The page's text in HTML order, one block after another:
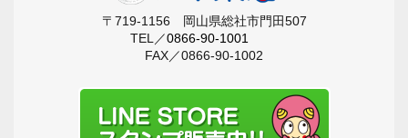
〒719-1156 岡山県総社市門田507
TEL／0866-90-1001
FAX／0866-90-1002